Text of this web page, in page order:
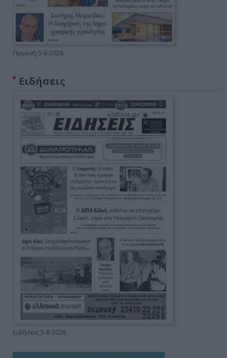
Πρωινή 5-8-2026
Ειδήσεις
Ειδήσεις 5-8-2026